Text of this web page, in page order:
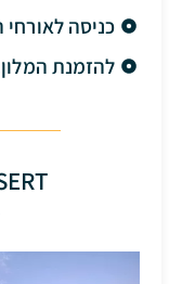
כניסה
להזמנת